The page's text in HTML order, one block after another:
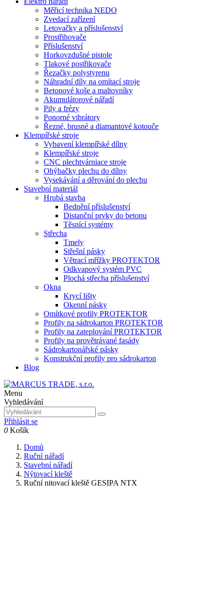
Měřicí technika NEDO
Zvedací zařízení
Letovačky a příslušenství
Prostřihovače
Příslušenství
Horkovzdušné pistole
Tlakové postřikovače
Řezačky polystyrenu
Náhradní díly na omítací stroje
Betonové koše a maltovníky
Akumulátorové nářadí
Pily a frézy
Ponorné vibrátory
Řezné, brusné a diamantové kotouče
Klempířské stroje
Vybavení klempířské dílny
Klempířské stroje
CNC plechtvárniace stroje
Ohýbačky plechu do dílny
Vysekávání a děrování do plechu
Stavební materiál
Hrubá stavba
Bednění příslušenství
Distanční prvky do betonu
Těsnící systémy
Střecha
Tmely
Střešní pásky
Větrací mřížky PROTEKTOR
Odkvapový systém PVC
Plochá střecha příslušenství
Okna
Krycí lišty
Okenní pásky
Omítkové profily PROTEKTOR
Profily na sádrokarton PROTEKTOR
Profily na zateplování PROTEKTOR
Profily na provětrávané fasády
Sádrokartonářské pásky
Konstrukční profily pro sádrokarton
Blog
Menu
Vyhledávání
Přihlásit se
0 Košík
Domů
Ruční nářadí
Stavební nářadí
Nýtovací kleště
Ruční nitovací kleště GESIPA NTX